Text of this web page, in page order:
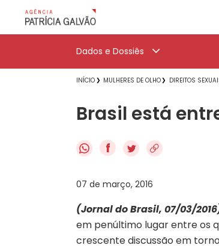
Dados e Dossiês
INÍCIO MULHERES DE OLHO DIREITOS
Brasil está
f
07 de março, 2016
(Jornal do Brasil, 07/03/
em penúltimo lugar entre os
crescente discussão em